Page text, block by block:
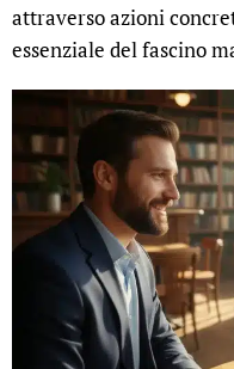
attraverso azioni
essenziale del fascino